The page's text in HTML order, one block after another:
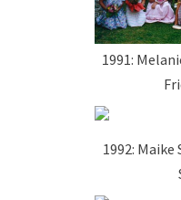
1991:
1992: